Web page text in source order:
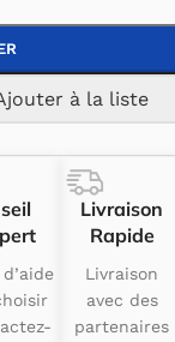
à la liste
Livraison
Rapide
Livraison
avec des
partenaires